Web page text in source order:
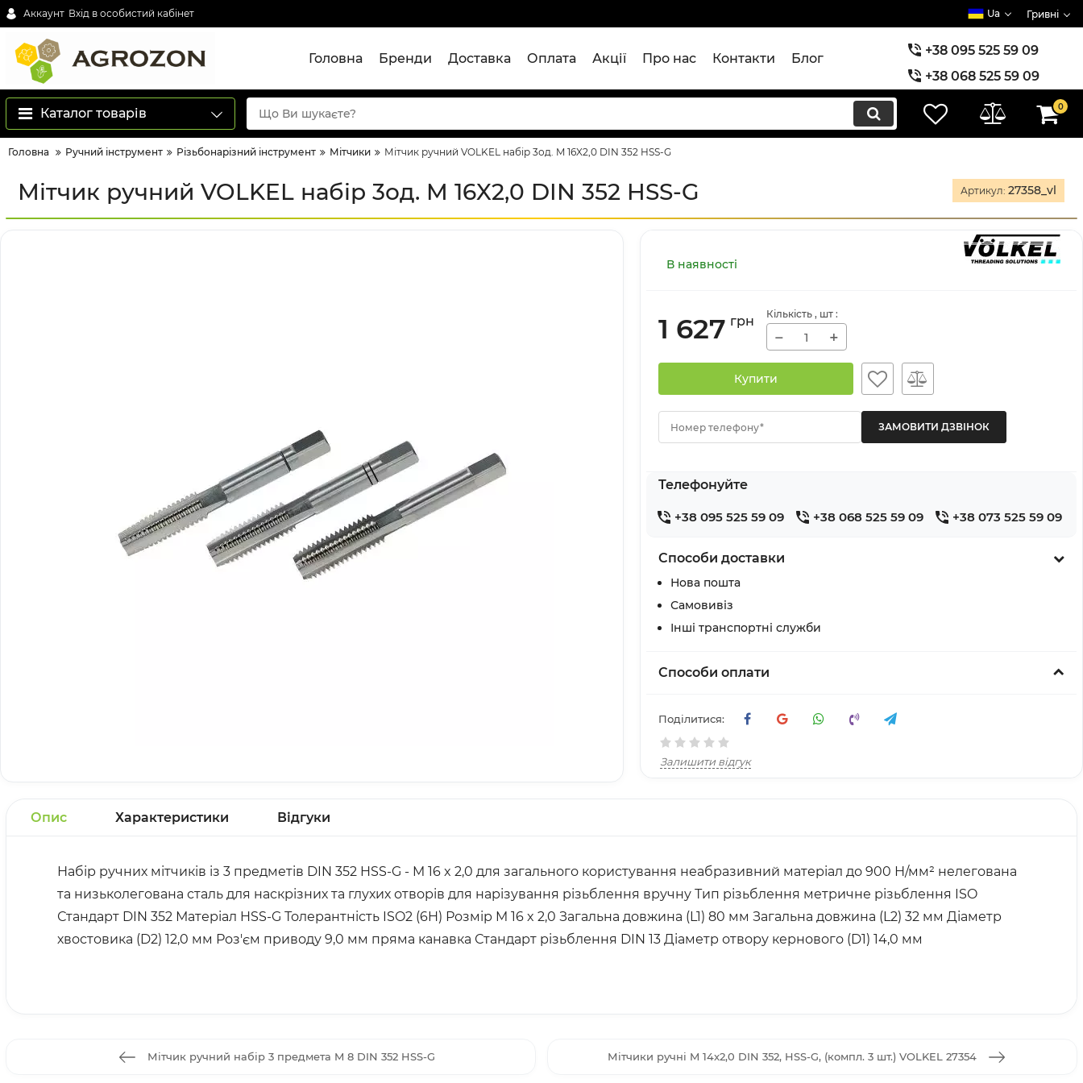
Аккаунт Вхід в особистий кабінет Ua Гривні
Головна Бренди Доставка Оплата Акції Про нас Контакти Блог
+38 095 525 59 09
+38 068 525 59 09
+38 073 525 59 09
Каталог товарів 0
Головна Ручний інструмент Різьбонарізний інструмент Мітчики Мітчик ручний VOLKEL набір 3од. M 16X2,0 DIN 352 HSS-G
Мітчик ручний VOLKEL набір 3од. M 16X2,0 DIN 352 HSS-G Артикул: 27358_vl
В наявності
1 627 грн Кількість , шт :
− +
Купити
Номер телефону*
Телефонуйте
+38 095 525 59 09 +38 068 525 59 09 +38 073 525 59 09
Способи доставки
Нова пошта
Самовивіз
Інші транспортні служби
Способи оплати
Поділитися:
Залишити відгук
Опис Характеристики Відгуки
Набір ручних мітчиків із 3 предметів DIN 352 HSS-G - M 16 x 2,0 для загального користування неабразивний матеріал до 900 Н/мм² нелегована
та низьколегована сталь для наскрізних та глухих отворів для нарізування різьблення вручну Тип різьблення метричне різьблення ISO
Стандарт DIN 352 Матеріал HSS-G Толерантність ISO2 (6H) Розмір M 16 x 2,0 Загальна довжина (L1) 80 мм Загальна довжина (L2) 32 мм Діаметр
хвостовика (D2) 12,0 мм Роз'єм приводу 9,0 мм пряма канавка Стандарт різьблення DIN 13 Діаметр отвору кернового (D1) 14,0 мм
Мітчик ручний набір 3 предмета M 8 DIN 352 HSS-G Мітчики ручні M 14x2,0 DIN 352, HSS-G, (компл. 3 шт.) VOLKEL 27354